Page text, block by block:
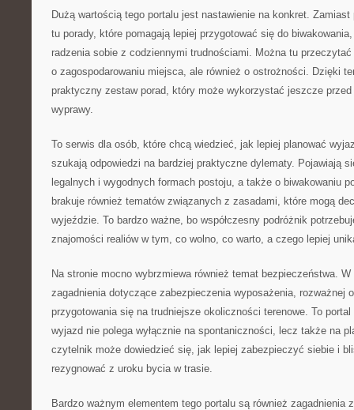
Dużą wartością tego portalu jest nastawienie na konkret. Zamiast
tu porady, które pomagają lepiej przygotować się do
radzenia sobie z codziennymi trudnościami. Można tu
o zagospodarowaniu miejsca, ale również o ostrożności. Dzięki
praktyczny zestaw porad, który może wykorzystać jeszcze
wyprawy.
To serwis dla osób, które chcą wiedzieć, jak lepiej planować
szukają odpowiedzi na bardziej praktyczne dylematy. Pojawiają
legalnych i wygodnych formach postoju, a także o biwakowaniu
brakuje również tematów związanych z zasadami, które mogą
wyjeździe. To bardzo ważne, bo współczesny podróżnik
znajomości realiów w tym, co wolno, co warto, a czego lepiej
Na stronie mocno wybrzmiewa również temat bezpieczeństwa.
zagadnienia dotyczące zabezpieczenia wyposażenia, rozważnej
przygotowania się na trudniejsze okoliczności terenowe. To
wyjazd nie polega wyłącznie na spontaniczności, lecz także na
czytelnik może dowiedzieć się, jak lepiej zabezpieczyć siebie i
rezygnować z uroku bycia w trasie.
Bardzo ważnym elementem tego portalu są również zagadnienia